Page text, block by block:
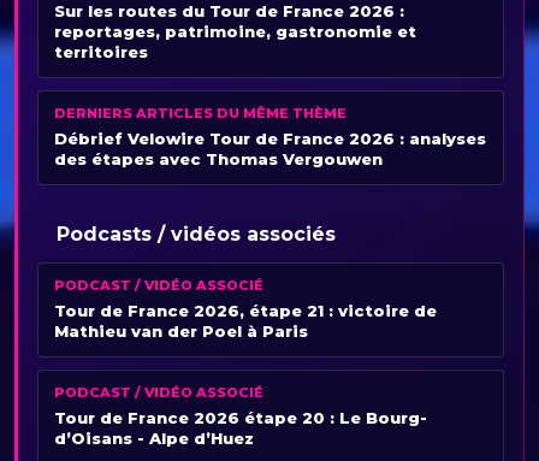
Sur les routes du Tour de France 2026 :
reportages, patrimoine, gastronomie et
territoires
DERNIERS ARTICLES DU MÊME THÈME
Débrief Velowire Tour de France 2026 : analyses
des étapes avec Thomas Vergouwen
Podcasts / vidéos associés
PODCAST / VIDÉO ASSOCIÉ
Tour de France 2026, étape 21 : victoire de
Mathieu van der Poel à Paris
PODCAST / VIDÉO ASSOCIÉ
Tour de France 2026 étape 20 : Le Bourg-
d’Oisans - Alpe d’Huez